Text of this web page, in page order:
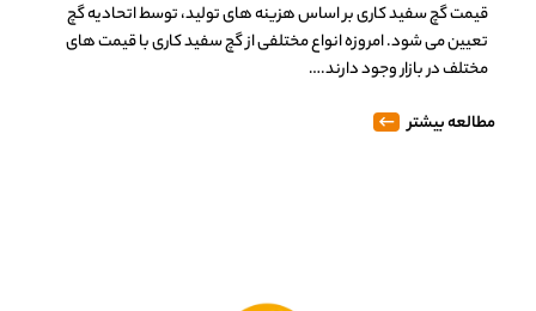
قیمت گچ سفید کاری بر اساس هزینه های تولید، توسط اتحادیه گچ
تعیین می شود. امروزه انواع مختلفی از گچ سفید کاری با قیمت های
مختلف در بازار وجود دارند.…
مطالعه بیشتر